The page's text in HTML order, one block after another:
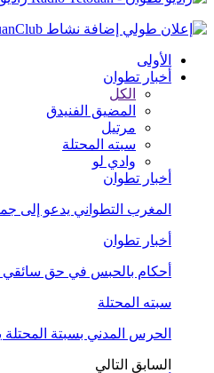
الأولى
أخبار تطوان
الكل
المضيق الفنيدق
مرتيل
سبته المحتلة
وادي لو
أخبار تطوان
المغرب التطواني يدعو إلى
أخبار تطوان
أحكام بالحبس في حق سائقي
سبته المحتلة
الحرس المدني بسبتة
السابق التالي